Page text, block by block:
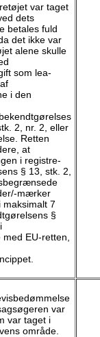
var taget
dets
betales fuld
det ikke var
alene skulle
som lea­
i den
2, nr. 2, eller
Retten
at
i registre­
§ 13, stk. 2,
mærker
maksimalt 7
§
EU-retten,
var
var taget i
område.